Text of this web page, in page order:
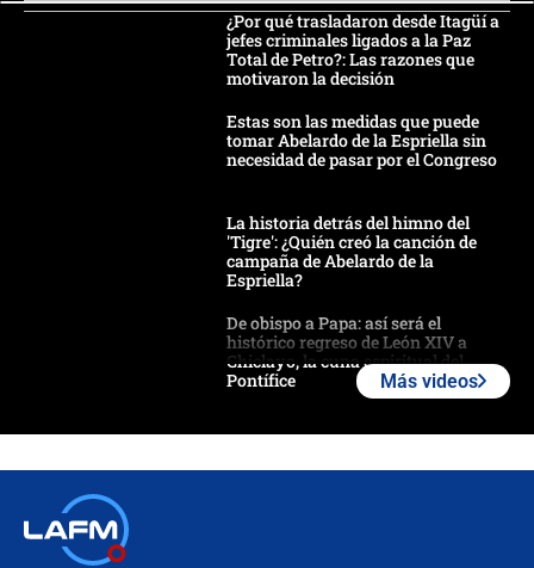
¿Por qué trasladaron desde Itagüí a
jefes criminales ligados a la Paz
Total de Petro?: Las razones que
motivaron la decisión
Estas son las medidas que puede
tomar Abelardo de la Espriella sin
necesidad de pasar por el Congreso
La historia detrás del himno del
'Tigre': ¿Quién creó la canción de
campaña de Abelardo de la
Espriella?
De obispo a Papa: así será el
histórico regreso de León XIV a
Chiclayo, la cuna espiritual del
Pontífice
Más videos